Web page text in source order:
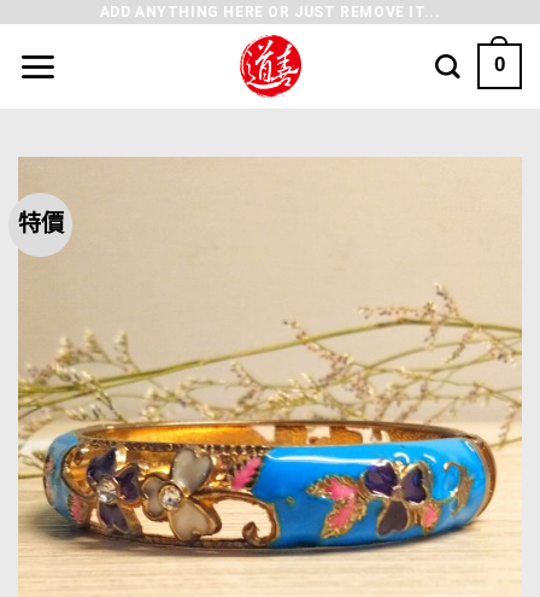
ADD ANYTHING HERE OR JUST REMOVE IT...
0
特價